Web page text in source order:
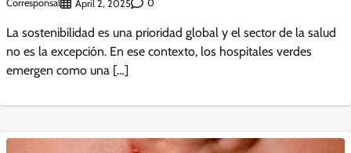
Corresponsal April 2, 2025 0
La sostenibilidad es una prioridad global y el sector de la salud
no es la excepción. En ese contexto, los hospitales verdes
emergen como una […]